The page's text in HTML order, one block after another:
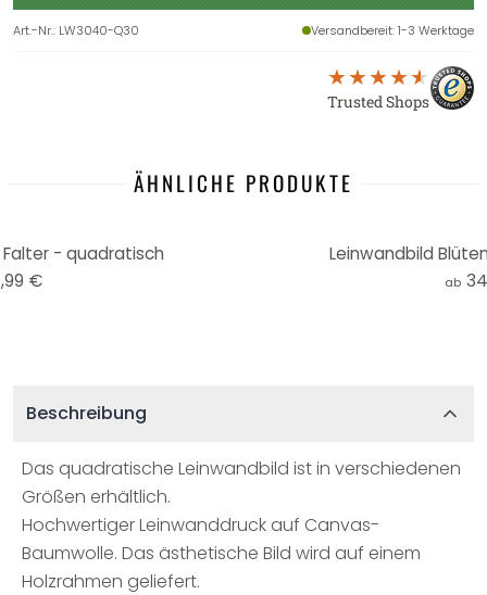
Art.-Nr.: LW3040-Q30 Versandbereit: 1-3 Werktage
Trusted Shops
ÄHNLICHE PRODUKTE
Falter - quadratisch
€
Leinwandbild
ab
Beschreibung
Das quadratische Leinwandbild ist in verschiedenen
Größen erhältlich.
Hochwertiger Leinwanddruck auf Canvas-
Baumwolle. Das ästhetische Bild wird auf einem
Holzrahmen geliefert.